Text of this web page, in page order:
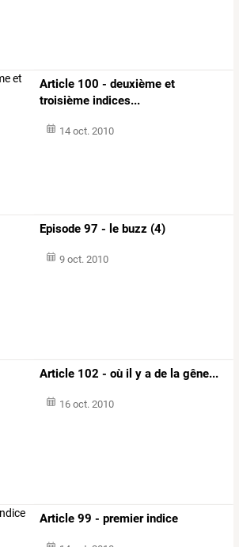
Article 100 - deuxième et
troisième indices...
14 oct. 2010
Episode 97 - le buzz (4)
9 oct. 2010
Article 102 - où il y a de la gêne...
16 oct. 2010
Article 99 - premier indice